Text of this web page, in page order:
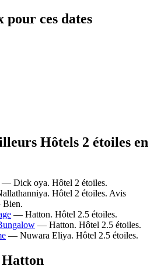
pour ces dates
Hôtels 2 étoiles en
— Dick oya. Hôtel 2 étoiles.
Hôtel 2 étoiles. Avis
Bien.
— Hatton. Hôtel 2.5 étoiles.
— Hatton. Hôtel 2.5 étoiles.
— Nuwara Eliya. Hôtel 2.5 étoiles.
Hatton